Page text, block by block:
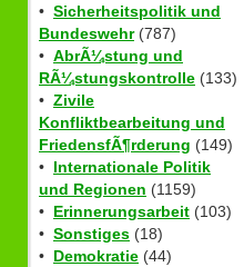
• Sicherheitspolitik und
Bundeswehr(787)
• AbrÃ¼stung und
RÃ¼stungskontrolle (133)
• Zivile
Konfliktbearbeitung und
FriedensfÃ¶rderung (149)
• Internationale Politik
und Regionen (1159)
• Erinnerungsarbeit (103)
• Sonstiges (18)
• Demokratie (44)